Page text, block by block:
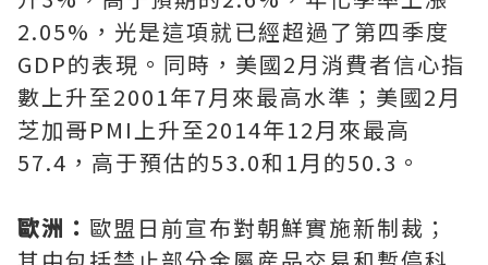
2.05%，光是這項就已經超過了第四季度
GDP的表現。同時，美國2月消費者信心指
數上升至2001年7月來最高水準；美國2月
芝加哥PMI上升至2014年12月來最高
57.4，高于預估的53.0和1月的50.3。
歐洲： 歐盟日前宣布對朝鮮實施新制裁；